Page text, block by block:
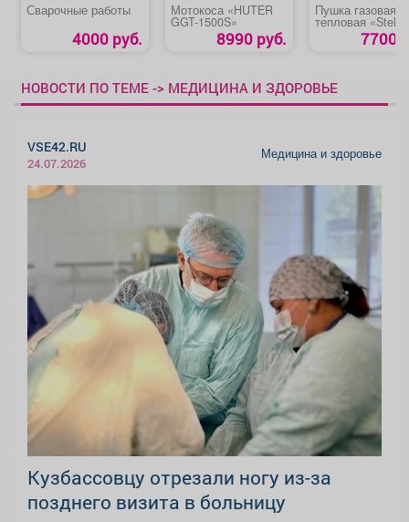
Сварочные работы
4000 руб.
Мотокоса «HUTER
GGT-1500S»
8990 руб.
Пушка газовая
тепловая «Steher
7700
НОВОСТИ ПО ТЕМЕ -> МЕДИЦИНА И ЗДОРОВЬЕ
VSE42.RU
24.07.2026
Медицина и здоровье
Кузбассовцу отрезали ногу из-за
позднего визита в больницу